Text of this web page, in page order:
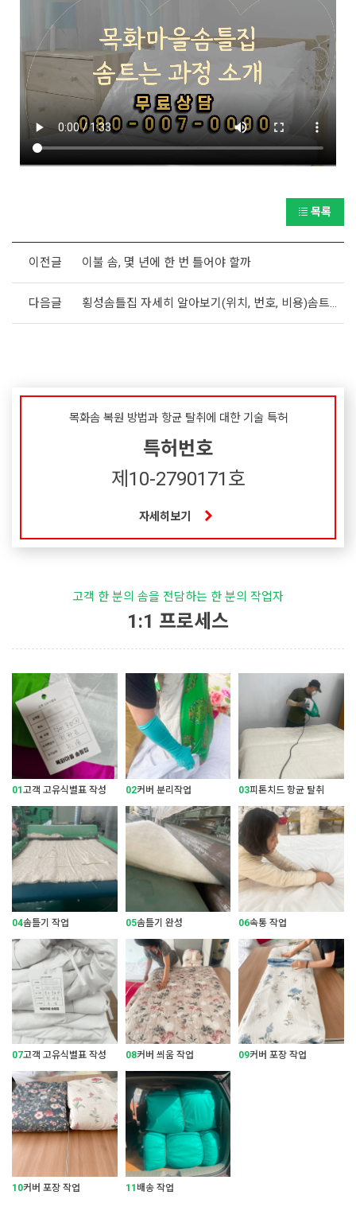
목록
이전글 이불 솜, 몇 년에 한 번 틀어야 할까
다음글 횡성솜틀집 자세히 알아보기(위치, 번호, 비용)솜트는집,솜틀기
목화솜 복원 방법과 항균 탈취에 대한 기술 특허
특허번호
제10-2790171호
자세히보기
고객 한 분의 솜을 전담하는 한 분의 작업자
1:1 프로세스
01 고객 고유식별표 작성 02커버 분리작업 03피톤치드 항균 탈취
04솜틀기 작업 05솜틀기 완성 06속통 작업
07고객 고유식별표 작성 08커버 씌움 작업 09커버 포장 작업
10커버 포장 작업 11 배송 작업